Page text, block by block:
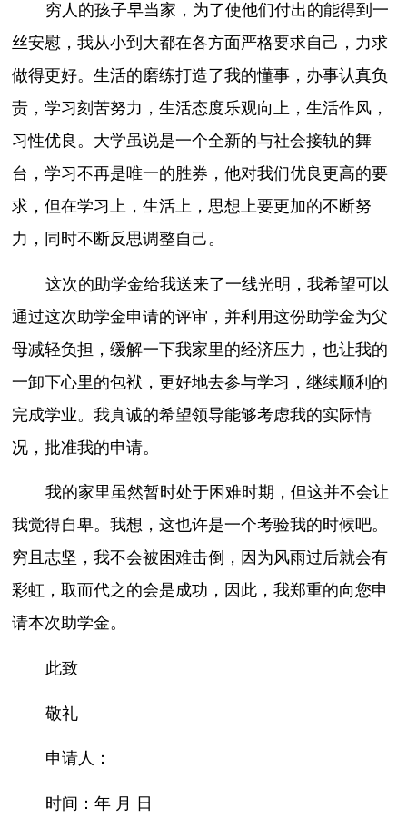
穷人的孩子早当家，为了使他们付出的能得到一
丝安慰，我从小到大都在各方面严格要求自己，力求
做得更好。生活的磨练打造了我的懂事，办事认真负
责，学习刻苦努力，生活态度乐观向上，生活作风，
习性优良。大学虽说是一个全新的与社会接轨的舞
台，学习不再是唯一的胜券，他对我们优良更高的要
求，但在学习上，生活上，思想上要更加的不断努
力，同时不断反思调整自己。
这次的助学金给我送来了一线光明，我希望可以
通过这次助学金申请的评审，并利用这份助学金为父
母减轻负担，缓解一下我家里的经济压力，也让我的
一卸下心里的包袱，更好地去参与学习，继续顺利的
完成学业。我真诚的希望领导能够考虑我的实际情
况，批准我的申请。
我的家里虽然暂时处于困难时期，但这并不会让
我觉得自卑。我想，这也许是一个考验我的时候吧。
穷且志坚，我不会被困难击倒，因为风雨过后就会有
彩虹，取而代之的会是成功，因此，我郑重的向您申
请本次助学金。
此致
敬礼
申请人：
时间：年 月 日